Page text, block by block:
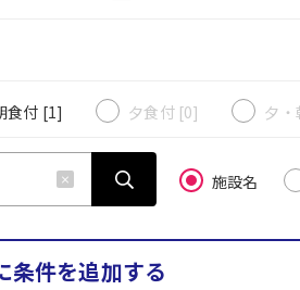
食付 [1] 夕食付 [0] 夕
施設名
条件を追加する